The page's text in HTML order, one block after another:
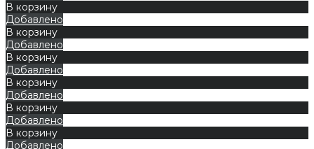
В корзину
Добавлено
В корзину
Добавлено
В корзину
Добавлено
В корзину
Добавлено
В корзину
Добавлено
В корзину
Добавлено